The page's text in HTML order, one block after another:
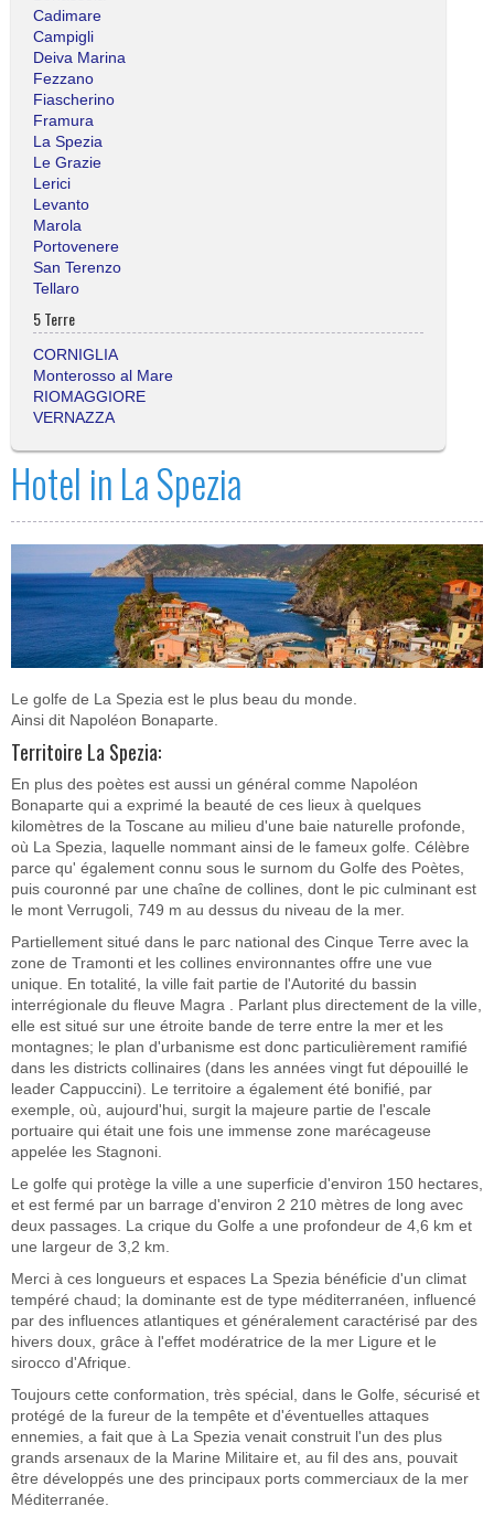
Cadimare
Campigli
Deiva Marina
Fezzano
Fiascherino
Framura
La Spezia
Le Grazie
Lerici
Levanto
Marola
Portovenere
San Terenzo
Tellaro
5 Terre
CORNIGLIA
Monterosso al Mare
RIOMAGGIORE
VERNAZZA
Hotel in La Spezia
Le golfe de La Spezia est le plus beau du monde.
Ainsi dit Napoléon Bonaparte.
Territoire La Spezia:
En plus des poètes est aussi un général comme Napoléon
Bonaparte qui a exprimé la beauté de ces lieux à quelques
kilomètres de la Toscane au milieu d'une baie naturelle profonde,
où La Spezia, laquelle nommant ainsi de le fameux golfe. Célèbre
parce qu' également connu sous le surnom du Golfe des Poètes,
puis couronné par une chaîne de collines, dont le pic culminant est
le mont Verrugoli, 749 m au dessus du niveau de la mer.
Partiellement situé dans le parc national des Cinque Terre avec la
zone de Tramonti et les collines environnantes offre une vue
unique. En totalité, la ville fait partie de l'Autorité du bassin
interrégionale du fleuve Magra . Parlant plus directement de la ville,
elle est situé sur une étroite bande de terre entre la mer et les
montagnes; le plan d'urbanisme est donc particulièrement ramifié
dans les districts collinaires (dans les années vingt fut dépouillé le
leader Cappuccini). Le territoire a également été bonifié, par
exemple, où, aujourd'hui, surgit la majeure partie de l'escale
portuaire qui était une fois une immense zone marécageuse
appelée les Stagnoni.
Le golfe qui protège la ville a une superficie d'environ 150 hectares,
et est fermé par un barrage d'environ 2 210 mètres de long avec
deux passages. La crique du Golfe a une profondeur de 4,6 km et
une largeur de 3,2 km.
Merci à ces longueurs et espaces La Spezia bénéficie d'un climat
tempéré chaud; la dominante est de type méditerranéen, influencé
par des influences atlantiques et généralement caractérisé par des
hivers doux, grâce à l'effet modératrice de la mer Ligure et le
sirocco d'Afrique.
Toujours cette conformation, très spécial, dans le Golfe, sécurisé et
protégé de la fureur de la tempête et d'éventuelles attaques
ennemies, a fait que à La Spezia venait construit l'un des plus
grands arsenaux de la Marine Militaire et, au fil des ans, pouvait
être développés une des principaux ports commerciaux de la mer
Méditerranée.